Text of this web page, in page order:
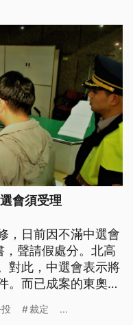
員會海報，行動小組
參
會須受理
，日前因不滿中選會
聲請假處分。北高
對此，中選會表示將
。而已成案的東奧正
人。 打開車廂，擺
裁定 ...